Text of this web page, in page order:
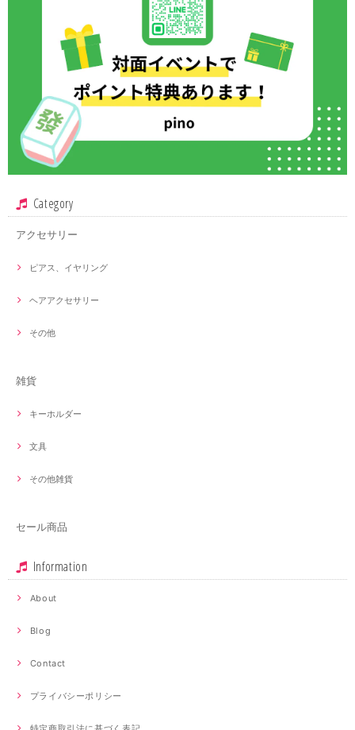
Category
アクセサリー
ピアス、イヤリング
ヘアアクセサリー
その他
雑貨
キーホルダー
文具
その他雑貨
セール商品
Information
About
Blog
Contact
プライバシーポリシー